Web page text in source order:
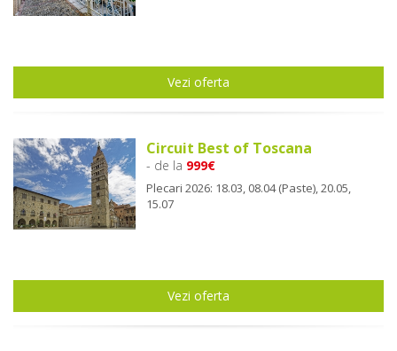
Vezi oferta
Circuit Best of Toscana
- de la 999€
Plecari 2026: 18.03, 08.04 (Paste), 20.05,
15.07
Vezi oferta